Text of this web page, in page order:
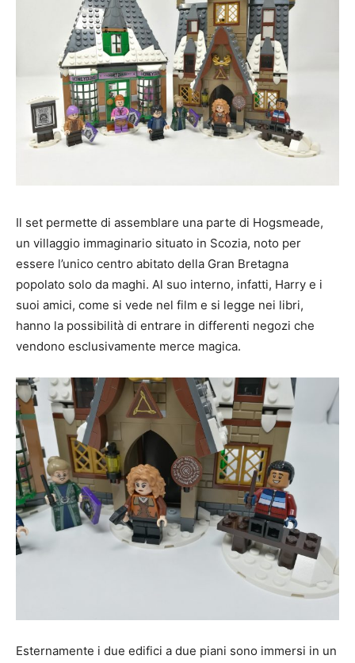
Il set permette di assemblare una parte di Hogsmeade,
un villaggio immaginario situato in Scozia, noto per
essere l’unico centro abitato della Gran Bretagna
popolato solo da maghi. Al suo interno, infatti, Harry e i
suoi amici, come si vede nel film e si legge nei libri,
hanno la possibilità di entrare in differenti negozi che
vendono esclusivamente merce magica.
Esternamente i due edifici a due piani sono immersi in un